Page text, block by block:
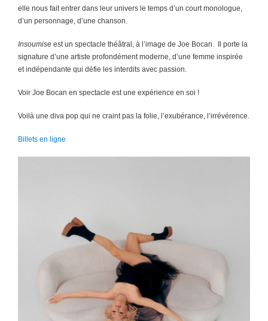
elle nous fait entrer dans leur univers le temps d’un court monologue,
d’un personnage, d’une chanson.
Insoumise est un spectacle théâtral, à l’image de Joe Bocan. Il porte la
signature d’une artiste profondément moderne, d’une femme inspirée
et indépendante qui défie les interdits avec passion.
Voir Joe Bocan en spectacle est une expérience en soi !
Voilà une diva pop qui ne craint pas la folie, l’exubérance, l’irrévérence.
Billets en ligne